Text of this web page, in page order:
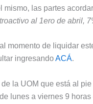
mismo, las partes
al 1ero de abril,
momento de liquidar
ingresandoACÁ.
la UOM que está al
lunes a viernes 9 horas